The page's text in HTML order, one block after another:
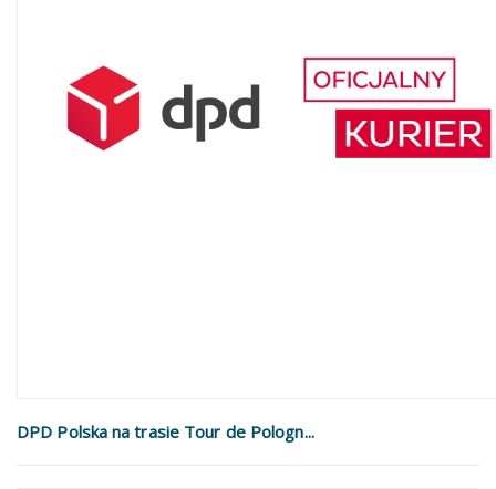
DPD Polska na trasie Tour de Pologn...